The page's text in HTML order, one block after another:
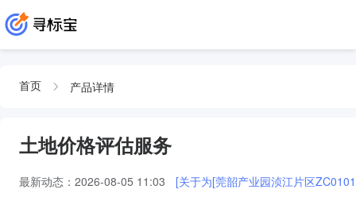
首页 产品详情
土地价格评估服务
最新动态： 2026-08-05 11:03 [关于为[莞韶产业园浈江片区